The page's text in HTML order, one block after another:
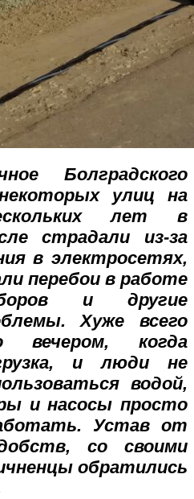
Болградского
улиц на
лет в
страдали из-за
в электросетях,
перебои в работе
и другие
Хуже всего
вечером, когда
и люди не
водой,
и насосы просто
Устав от
со своими
обратились